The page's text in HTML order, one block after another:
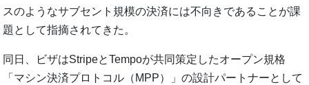
スのようなサブセント規模の決済には不向きであることが課
題として指摘されてきた。
同日、ビザはStripeとTempoが共同策定したオープン規格
「マシン決済プロトコル（MPP）」の設計パートナーとして